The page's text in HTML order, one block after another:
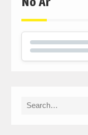
Search